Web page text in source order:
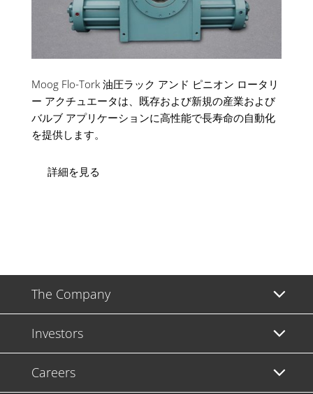
Moog Flo-Tork 油圧ラック アンド ピニオン ロータリ
ー アクチュエータは、既存および新規の産業および
バルブ アプリケーションに高性能で長寿命の自動化
を提供します。
詳細を見る
The Company
Investors
Careers